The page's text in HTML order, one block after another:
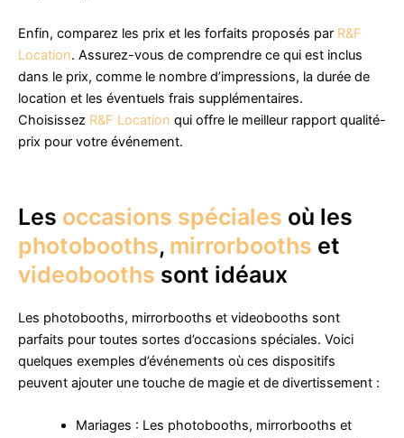
Enfin, comparez les prix et les forfaits proposés par R&F
Location. Assurez-vous de comprendre ce qui est inclus
dans le prix, comme le nombre d’impressions, la durée de
location et les éventuels frais supplémentaires.
Choisissez R&F Location qui offre le meilleur rapport qualité-
prix pour votre événement.
Les occasions spéciales où les
photobooths, mirrorbooths et
videobooths sont idéaux
Les photobooths, mirrorbooths et videobooths sont
parfaits pour toutes sortes d’occasions spéciales. Voici
quelques exemples d’événements où ces dispositifs
peuvent ajouter une touche de magie et de divertissement :
Mariages : Les photobooths, mirrorbooths et